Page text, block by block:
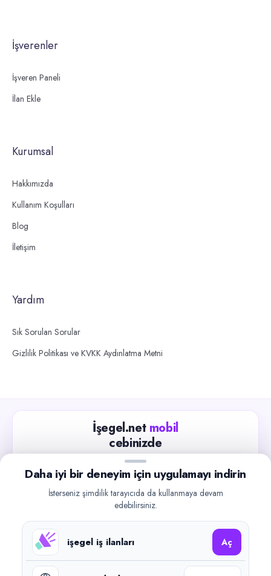
İşverenler
İşveren Paneli
İlan Ekle
Kurumsal
Hakkımızda
Kullanım Koşulları
Blog
İletişim
Yardım
Sık Sorulan Sorular
Gizlilik Politikası ve KVKK Aydınlatma Metni
İşegel.net mobil
cebinizde
Güncel iş ilanlarını takip edin, işverenlerle hızlıca
iletişime geçin.
Google Play
Daha iyi bir deneyim için uygulamayı indirin
İsterseniz şimdilik tarayıcıda da kullanmaya devam
edebilirsiniz.
işegel iş ilanları Aç